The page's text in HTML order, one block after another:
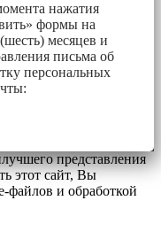
нажатия
формы на
месяцев и
письма об
персональных
представления
этот сайт, Вы
файлов и обработкой